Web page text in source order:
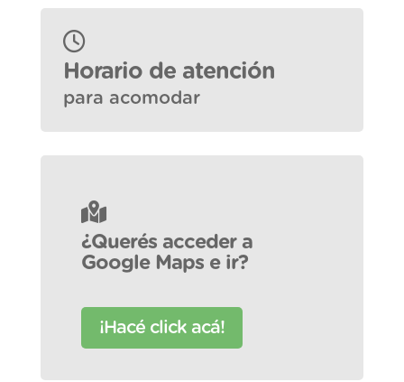
Horario de atención
para acomodar
¿Querés acceder a
Google Maps e ir?
¡Hacé click acá!